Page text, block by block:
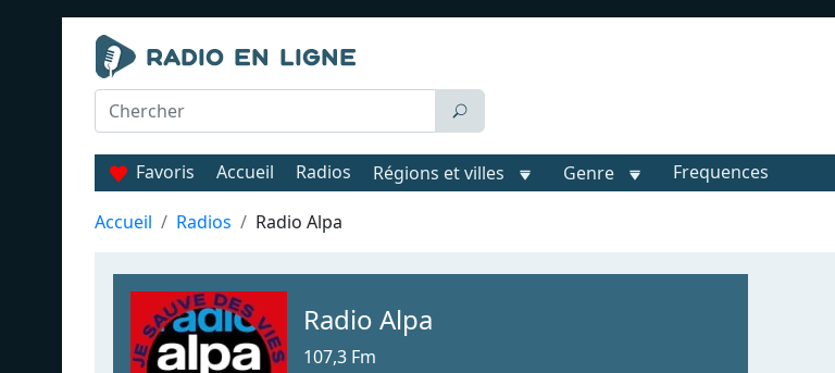
Favoris Accueil Radios Régions et villes Genre Frequences
Accueil Radios Radio Alpa
Radio Alpa
107,3 Fm